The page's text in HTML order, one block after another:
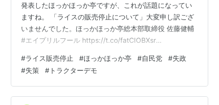
発表したほっかほっか亭ですが、これが話題になってい
ますね。 「ライスの販売停止について」大変申し訳ござ
いませんでした。ほっかほっか亭総本部取締役 佐藤健輔
#エイプリルフール https://t.co/fatCIOBXsr
式】 (@HokkahokkaP) 2025年3月31日 この冗談に批判
的な声もあるけれど、私はむしろ評価したいなと思って
います。 なぜかというと、お米の価格が上がっているの
は本当のことだからです。 ほっかほっか亭は、国産米
#ライス販売停止 #ほっかほっか亭 #自民党 #失政
#失策 # トラクターデモ